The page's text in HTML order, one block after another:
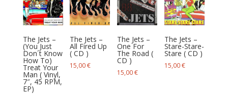
récent
au
ancien
The Jets –
(You Just
Don´t Know
How To)
Treat Your
Man ( Vinyl,
7″, 45 RPM,
EP)
The Jets –
All Fired Up
( CD )
15,00€
The Jets –
One For
The Road (
CD )
15,00€
The Jets –
Stare-Stare-
Stare ( CD )
15,00€